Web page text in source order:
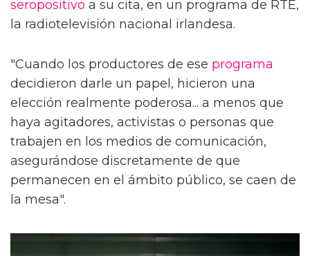
seropositivo a su cita, en un programa de RTÉ,
la radiotelevisión nacional irlandesa.
"Cuando los productores de ese programa
decidieron darle un papel, hicieron una
elección realmente poderosa... a menos que
haya agitadores, activistas o personas que
trabajen en los medios de comunicación,
asegurándose discretamente de que
permanecen en el ámbito público, se caen de
la mesa".